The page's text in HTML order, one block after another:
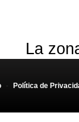
La
- Política de